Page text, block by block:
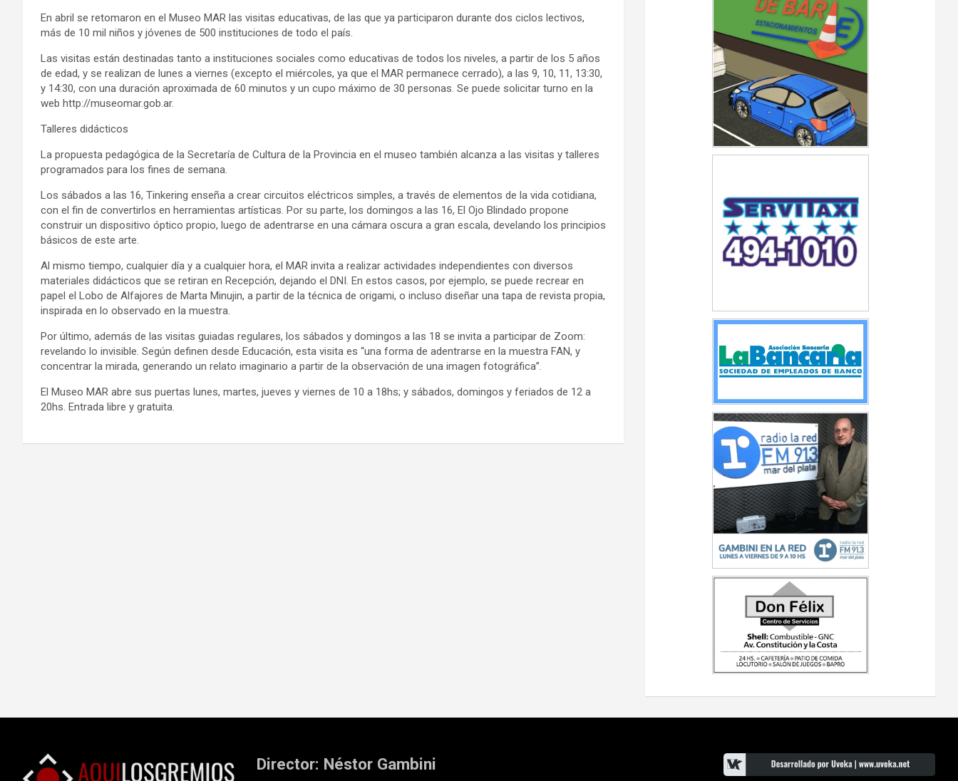
En abril se retomaron en el Museo MAR las visitas educativas, de las que ya participaron durante dos ciclos lectivos,
más de 10 mil niños y jóvenes de 500 instituciones de todo el país.
Las visitas están destinadas tanto a instituciones sociales como educativas de todos los niveles, a partir de los 5 años
de edad, y se realizan de lunes a viernes (excepto el miércoles, ya que el MAR permanece cerrado), a las 9, 10, 11, 13:30,
y 14:30, con una duración aproximada de 60 minutos y un cupo máximo de 30 personas. Se puede solicitar turno en la
web http://museomar.gob.ar.
Talleres didácticos
La propuesta pedagógica de la Secretaría de Cultura de la Provincia en el museo también alcanza a las visitas y talleres
programados para los fines de semana.
Los sábados a las 16, Tinkering enseña a crear circuitos eléctricos simples, a través de elementos de la vida cotidiana,
con el fin de convertirlos en herramientas artísticas. Por su parte, los domingos a las 16, El Ojo Blindado propone
construir un dispositivo óptico propio, luego de adentrarse en una cámara oscura a gran escala, develando los principios
básicos de este arte.
Al mismo tiempo, cualquier día y a cualquier hora, el MAR invita a realizar actividades independientes con diversos
materiales didácticos que se retiran en Recepción, dejando el DNI. En estos casos, por ejemplo, se puede recrear en
papel el Lobo de Alfajores de Marta Minujin, a partir de la técnica de origami, o incluso diseñar una tapa de revista propia,
inspirada en lo observado en la muestra.
Por último, además de las visitas guiadas regulares, los sábados y domingos a las 18 se invita a participar de Zoom:
revelando lo invisible. Según definen desde Educación, esta visita es “una forma de adentrarse en la muestra FAN, y
concentrar la mirada, generando un relato imaginario a partir de la observación de una imagen fotográfica”.
El Museo MAR abre sus puertas lunes, martes, jueves y viernes de 10 a 18hs; y sábados, domingos y feriados de 12 a
20hs. Entrada libre y gratuita.
Director: Néstor Gambini